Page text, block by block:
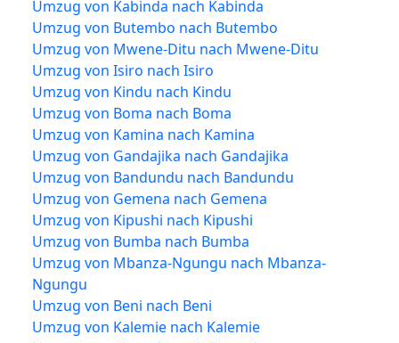
Umzug von Kabinda nach Kabinda
Umzug von Butembo nach Butembo
Umzug von Mwene-Ditu nach Mwene-Ditu
Umzug von Isiro nach Isiro
Umzug von Kindu nach Kindu
Umzug von Boma nach Boma
Umzug von Kamina nach Kamina
Umzug von Gandajika nach Gandajika
Umzug von Bandundu nach Bandundu
Umzug von Gemena nach Gemena
Umzug von Kipushi nach Kipushi
Umzug von Bumba nach Bumba
Umzug von Mbanza-Ngungu nach Mbanza-
Ngungu
Umzug von Beni nach Beni
Umzug von Kalemie nach Kalemie